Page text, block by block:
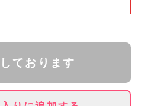
ております